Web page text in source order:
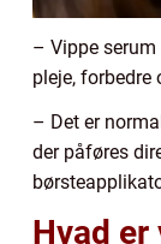
– Vippe
pleje,
– Det er
der påføres
Hvad